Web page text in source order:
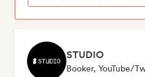
STUDIO
Booker, YouTube/